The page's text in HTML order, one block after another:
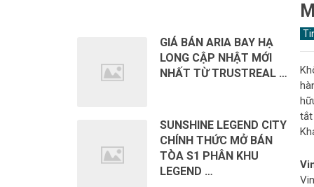
tắt
GIÁ BÁN ARIA BAY HẠ
LONG CẬP NHẬT MỚI
NHẤT TỪ TRUSTREAL …
SUNSHINE LEGEND CITY
CHÍNH THỨC MỞ BÁN
TÒA S1 PHÂN KHU
LEGEND …